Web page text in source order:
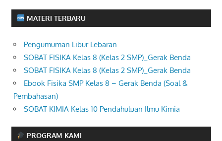
MATERI TERBARU
Pengumuman Libur Lebaran
SOBAT FISIKA Kelas 8 (Kelas 2 SMP)_Gerak Benda
SOBAT FISIKA Kelas 8 (Kelas 2 SMP)_Gerak Benda
Ebook Fisika SMP Kelas 8 – Gerak Benda (Soal &
Pembahasan)
SOBAT KIMIA Kelas 10 Pendahuluan Ilmu Kimia
PROGRAM KAMI